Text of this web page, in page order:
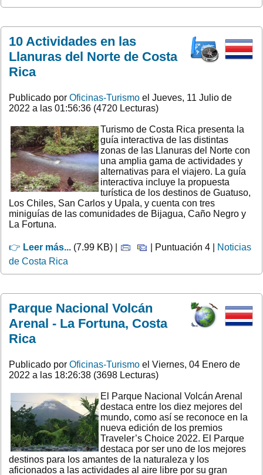
10 Actividades en las
Llanuras del Norte de Costa
Rica
Publicado por Oficinas-Turismo el Jueves, 11 Julio de
2022 a las 01:56:36 (4720 Lecturas)
Turismo de Costa Rica presenta la
guía interactiva de las distintas
zonas de las Llanuras del Norte con
una amplia gama de actividades y
alternativas para el viajero. La guía
interactiva incluye la propuesta
turística de los destinos de Guatuso,
Los Chiles, San Carlos y Upala, y cuenta con tres
miniguías de las comunidades de Bijagua, Caño Negro y
La Fortuna.
👉 Leer más... (7.99 KB) | | Puntuación 4 |
Noticias
de Costa Rica
Parque Nacional Volcán
Arenal - La Fortuna, Costa
Rica
Publicado por Oficinas-Turismo el Viernes, 04 Enero de
2022 a las 18:26:38 (3698 Lecturas)
El Parque Nacional Volcán Arenal
destaca entre los diez mejores del
mundo, como así se reconoce en la
nueva edición de los premios
Traveler’s Choice 2022. El Parque
destaca por ser uno de los mejores
destinos para los amantes de la naturaleza y los
aficionados a las actividades al aire libre por su gran